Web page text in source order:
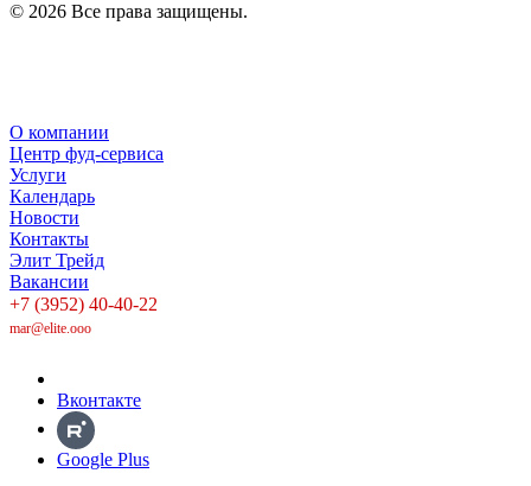
© 2026 Все права защищены.
О компании
Центр фуд-сервиса
Услуги
Календарь
Новости
Контакты
Элит Трейд
Вакансии
+7 (3952) 40-40-22
mar@elite.ooo
Вконтакте
Google Plus